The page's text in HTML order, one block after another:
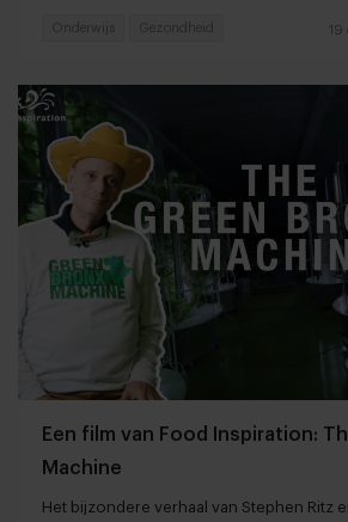
Onderwijs Gezondheid
Een film van Food Inspiration:
Machine
Het bijzondere verhaal van Stephen Ritz